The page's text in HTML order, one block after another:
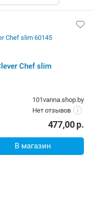
Chef slim
101vanna.shop.by
Нет отзывов
i
477,00р.
В магазин